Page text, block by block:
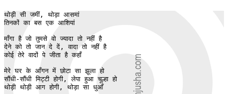
थोड़ी सी जमीं, थोड़ा आसमां
तिनकों का बस एक आशियां
माँगा है जो तुमसे वो ज्यादा तो नहीं है
देने को तो जान दे दें, वादा तो नहीं है
कोई तेरे वादों पे जीता है कहाँ
मेरे घर के आँगन में छोटा सा झूला हो
सौंधी-सौंधी मिट्टी होगी, लेपा हुआ चूल्हा हो
थोड़ी थोड़ी आग होगी, थोड़ा सा धुआँ